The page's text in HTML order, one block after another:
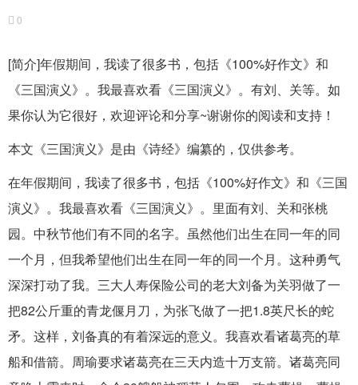
0
[简介]年假期间，我读了很多书，包括《100%好作文》和
《三国演义》。我最喜欢看《三国演义》。有刘、关等。如
果你认为它很好，欢迎评论和分享~谢谢你的阅读和支持！
本文《三国演义》是由《诗经》编纂的，仅供参考。
在年假期间，我读了很多书，包括《100%好作文》和《三国
演义》。我最喜欢看《三国演义》。里面有刘、关和张桃
园。中秋节他们有不同的名字。虽然他们出生在同一年的同
一个月，但我希望他们出生在同一年的同一个月。这种勇气
深深打动了我。三大人寿保险公司的老大刘备为关羽做了一
把82公斤重的青龙偃月刀，为张飞做了一把1.8英尺长的蛇
矛。这样，刘备真的有着深远的意义。我喜欢看诸葛亮的草
船和借箭。周瑜要求诸葛亮在三天内造十万支箭。诸葛亮同